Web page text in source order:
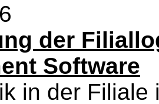
der
Software
in der